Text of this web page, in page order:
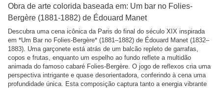
Obra de arte colorida baseada em: Um bar no Folies-
Bergère (1881-1882) de Édouard Manet
Descubra uma cena icônica da Paris do final do século XIX inspirada
em *Um Bar no Folies-Bergère* (1881–1882) de Édouard Manet (1832–
1883). Uma garçonete está atrás de um balcão repleto de garrafas,
copos e frutas, enquanto um espelho ao fundo reflete a multidão
animada do famoso cabaré Folies-Bergère. O jogo de reflexos cria uma
perspectiva intrigante e quase desorientadora, conferindo à cena uma
profundidade única. Esta composição captura tanto a energia vibrante